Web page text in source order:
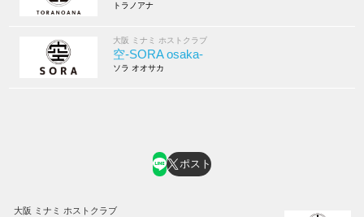
トラノアナ
大阪 ミナミ ホストクラブ
空-SORA osaka-
ソラ オオサカ
ポスト
大阪 ミナミ ホストクラブ